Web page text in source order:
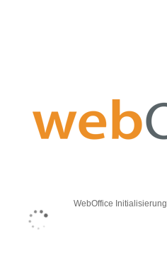
WebOffice Initialisierung